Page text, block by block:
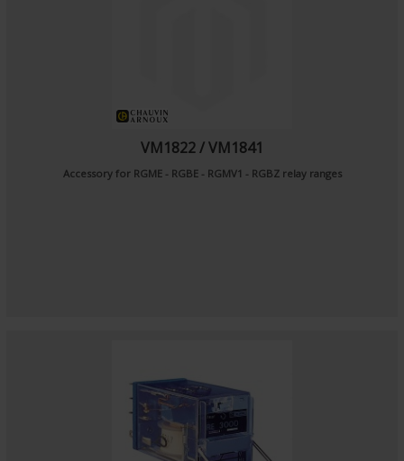
VM1822 / VM1841
Accessory for RGME - RGBE - RGMV1 - RGBZ relay ranges